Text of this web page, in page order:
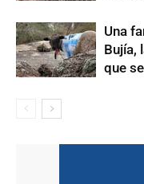
Una
Bujía,
que